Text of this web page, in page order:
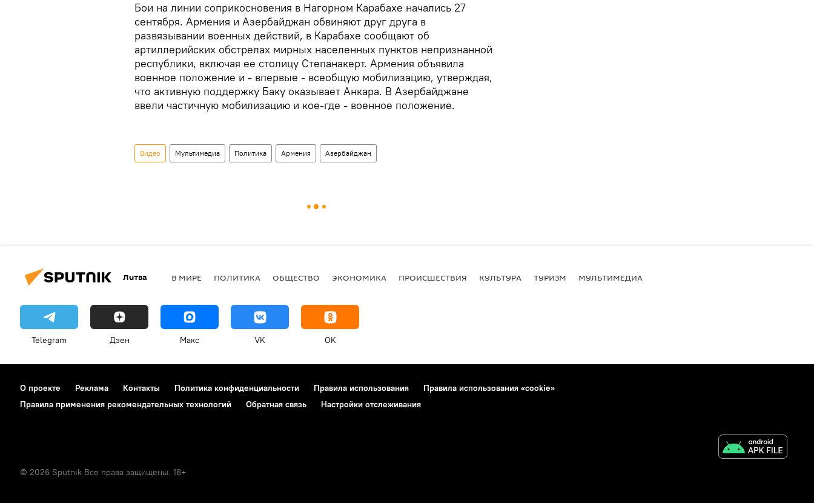
Бои на линии соприкосновения в Нагорном Карабахе начались 27
сентября. Армения и Азербайджан обвиняют друг друга в
развязывании военных действий, в Карабахе сообщают об
артиллерийских обстрелах мирных населенных пунктов непризнанной
республики, включая ее столицу Степанакерт. Армения объявила
военное положение и - впервые - всеобщую мобилизацию, утверждая,
что активную поддержку Баку оказывает Анкара. В Азербайджане
ввели частичную мобилизацию и кое-где - военное положение.
Видео Мультимедиа Политика Армения Азербайджан
Литва В МИРЕ ПОЛИТИКА ОБЩЕСТВО ЭКОНОМИКА ПРОИСШЕСТВИЯ КУЛЬТУРА ТУРИЗМ МУЛЬТИМЕДИА
Telegram Дзен Макс VK OK
О проекте Реклама Контакты Политика конфиденциальности Правила использования
Правила использования «cookie»
Правила применения рекомендательных технологий
Обратная связь Настройки отслеживания
© 2026 Sputnik Все права защищены. 18+